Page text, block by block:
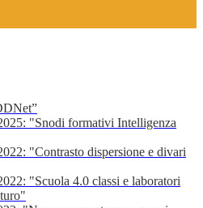
"Snodi formativi Intelligenza
"Contrasto dispersione e divari
"Scuola 4.0 classi e laboratori